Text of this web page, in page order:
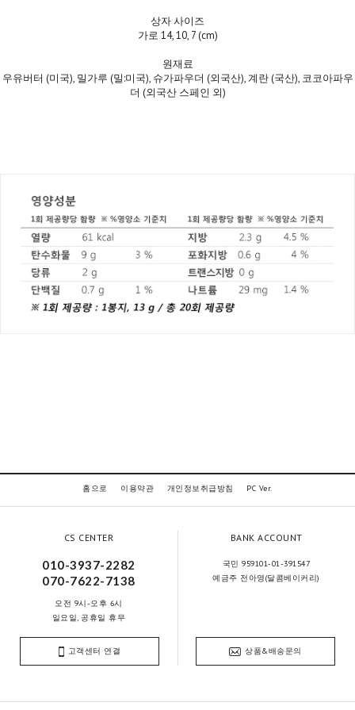
상자 사이즈
가로 14, 10, 7 (cm)
원재료
우유버터 (미국), 밀가루 (밀:미국), 슈가파우더 (외국산), 계란 (국산), 코코아파우
더 (외국산 스페인 외)
홈으로 이용약관 개인정보취급방침 PC Ver.
CS CENTER
010-3937-2282
070-7622-7138
오전 9시-오후 6시
일요일, 공휴일 휴무
BANK ACCOUNT
국민 959101-01-391547
예금주 전아영(달콤베이커리)
고객센터 연결 상품&배송문의